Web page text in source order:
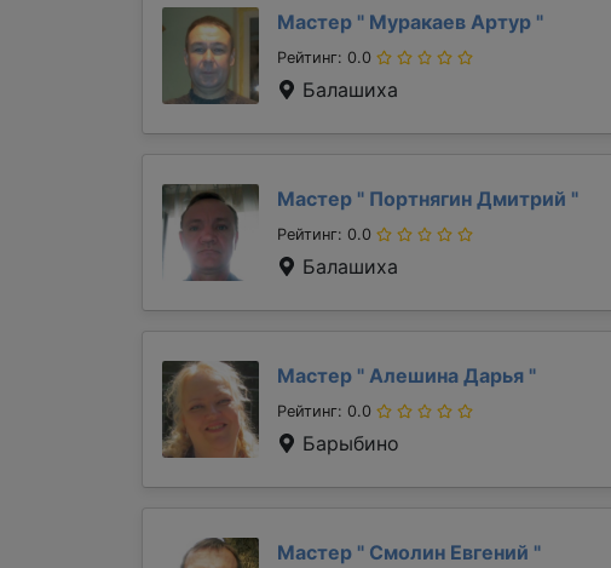
Мастер " Муракаев Артур "
Рейтинг: 0.0
Балашиха
Мастер " Портнягин Дмитрий "
Рейтинг: 0.0
Балашиха
Мастер " Алешина Дарья "
Рейтинг: 0.0
Барыбино
Мастер " Смолин Евгений "